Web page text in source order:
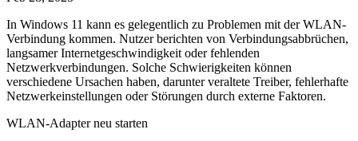
In Windows 11 kann es gelegentlich zu Problemen mit der WLAN-
Verbindung kommen. Nutzer berichten von Verbindungsabbrüchen,
langsamer Internetgeschwindigkeit oder fehlenden
Netzwerkverbindungen. Solche Schwierigkeiten können
verschiedene Ursachen haben, darunter veraltete Treiber, fehlerhafte
Netzwerkeinstellungen oder Störungen durch externe Faktoren.
WLAN-Adapter neu starten